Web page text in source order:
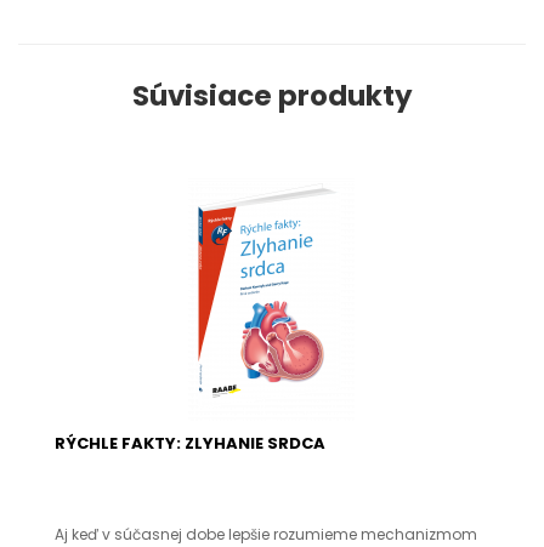
Súvisiace produkty
RÝCHLE FAKTY: ZLYHANIE SRDCA
Aj keď v súčasnej dobe lepšie rozumieme mechanizmom